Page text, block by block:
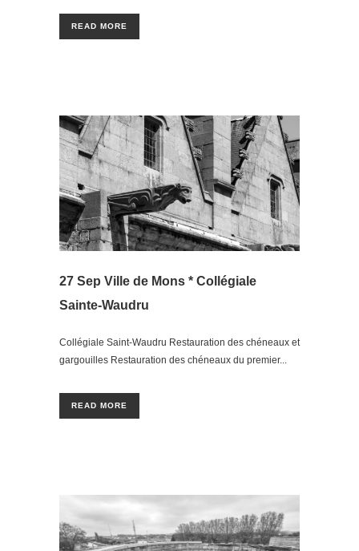
READ MORE
27 Sep Ville de Mons * Collégiale
Sainte-Waudru
Collégiale Saint-Waudru Restauration des chéneaux et
gargouilles Restauration des chéneaux du premier...
READ MORE